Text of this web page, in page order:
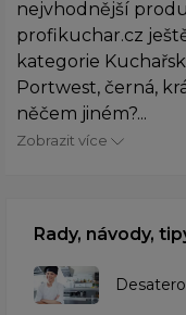
nejvhodnější
profikuchar.cz
kategorie
Portwest, černá,
něčem jiném?...
Zobrazit více
Rady, návody,